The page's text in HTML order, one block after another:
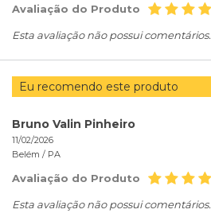
Avaliação do Produto
Esta avaliação não possui comentários.
Eu recomendo este produto
Bruno Valin Pinheiro
11/02/2026
Belém / PA
Avaliação do Produto
Esta avaliação não possui comentários.